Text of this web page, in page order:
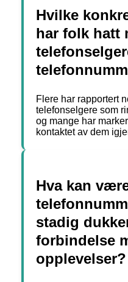
Hvilke
har folk hatt
Flere har rapportert
telefonselgere som
og mange har
kontaktet av dem
Hva kan
stadig
forbindelse
opplevelser?